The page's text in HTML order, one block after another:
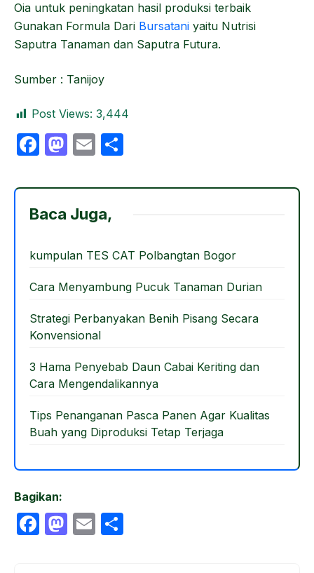
Oia untuk peningkatan hasil produksi terbaik
Gunakan Formula Dari Bursatani yaitu Nutrisi
Saputra Tanaman dan Saputra Futura.
Sumber : Tanijoy
Post Views: 3,444
F
c
e
o
o
M
st
o
o
n
E
ail ar
Baca Juga,
kumpulan TES CAT Polbangtan Bogor
Cara Menyambung Pucuk Tanaman Durian
Strategi Perbanyakan Benih Pisang Secara
Konvensional
3 Hama Penyebab Daun Cabai Keriting dan
Cara Mengendalikannya
Tips Penanganan Pasca Panen Agar Kualitas
Buah yang Diproduksi Tetap Terjaga
Bagikan:
F
M E